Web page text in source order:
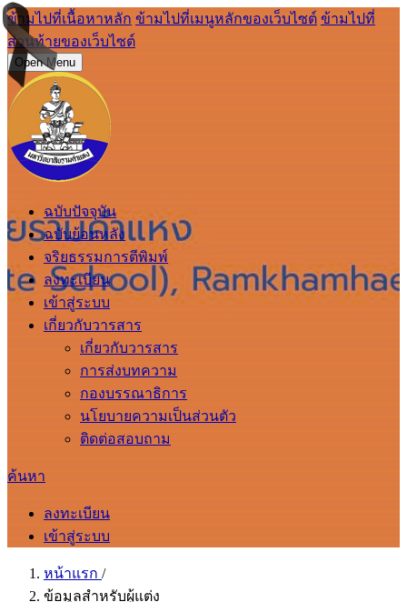
ข้ามไปที่เนื้อหาหลัก ข้ามไปที่เมนูหลักของเว็บไซต์ ข้ามไปที่
ส่วนท้ายของเว็บไซต์
Open Menu
ฉบับปัจจุบัน
ฉบับย้อนหลัง
จริยธรรมการตีพิมพ์
ลงทะเบียน
เข้าสู่ระบบ
เกี่ยวกับวารสาร
เกี่ยวกับวารสาร
การส่งบทความ
กองบรรณาธิการ
นโยบายความเป็นส่วนตัว
ติดต่อสอบถาม
ค้นหา
ลงทะเบียน
เข้าสู่ระบบ
หน้าแรก /
ข้อมูลสำหรับผู้แต่ง